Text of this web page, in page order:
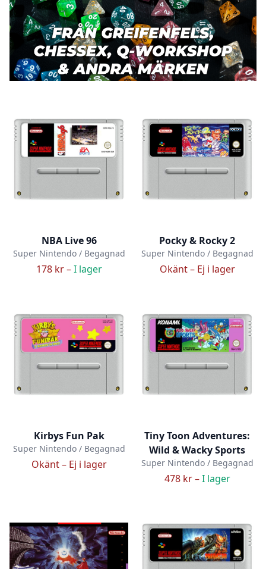
NBA Live 96
Super Nintendo / Begagnad
178 kr –I lager
Pocky & Rocky 2
Super Nintendo / Begagnad
Okänt – Ej i lager
Kirbys Fun Pak
Super Nintendo / Begagnad
Okänt – Ej i lager
Tiny Toon Adventures:
Wild & Wacky Sports
Super Nintendo / Begagnad
478 kr –I lager